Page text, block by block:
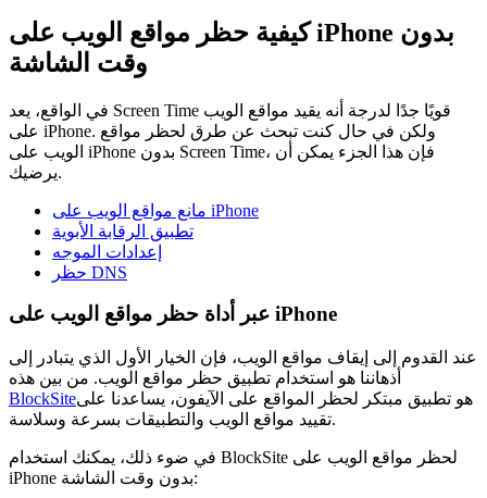
كيفية حظر مواقع الويب على iPhone بدون
وقت الشاشة
في الواقع، يعد Screen Time قويًا جدًا لدرجة أنه يقيد مواقع الويب
على iPhone. ولكن في حال كنت تبحث عن طرق لحظر مواقع
الويب على iPhone بدون Screen Time، فإن هذا الجزء يمكن أن
يرضيك.
مانع مواقع الويب على iPhone
تطبيق الرقابة الأبوية
إعدادات الموجه
حظر DNS
عبر أداة حظر مواقع الويب على iPhone
عند القدوم إلى إيقاف مواقع الويب، فإن الخيار الأول الذي يتبادر إلى
أذهاننا هو استخدام تطبيق حظر مواقع الويب. من بين هذه
BlockSiteهو تطبيق مبتكر لحظر المواقع على الآيفون، يساعدنا على
تقييد مواقع الويب والتطبيقات بسرعة وسلاسة.
في ضوء ذلك، يمكنك استخدام BlockSite لحظر مواقع الويب على
iPhone بدون وقت الشاشة: